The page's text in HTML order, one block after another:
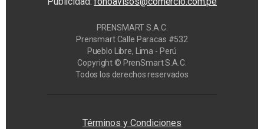
PRENSMART S.A.C.
Prensmart Calle Paracas #532
Pueblo Libre, Lima - Perú
Copyright © PrenSmart S.A.C.
Todos los derechos reservados
Términos y Condiciones